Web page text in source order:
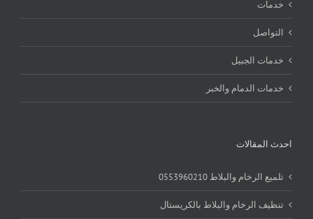
خدمات
التواصل
خدمات الجبيل
خدمات الدمام والخبر
احدث المقالات
تلميع الرخام والبلاط 0553960210
تنظيف الرخام والبلاط بالكريستال